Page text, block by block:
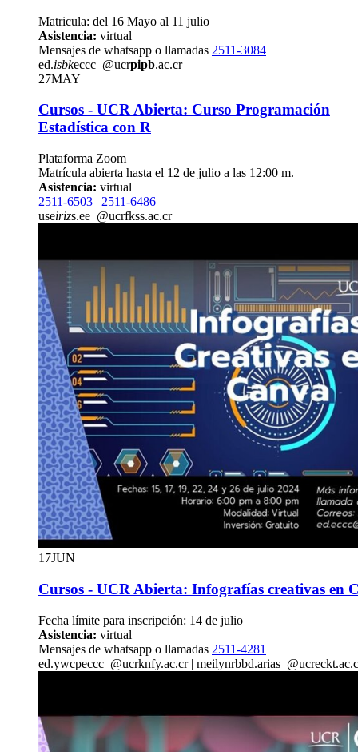
Matricula: del 16 Mayo al 11 julio
Asistencia: virtual
Mensajes de whatsapp o llamadas 2511-3084
ed.isbkeccc @ucrpipb.ac.cr
27MAY
Cursos - UCR Abierta: Curso Programación
Estadística con R
Plataforma Zoom
Matrícula abierta hasta el 12 de julio a las 12:00 m.
Asistencia: virtual
2511-6503 | 2511-6486
useirizs.ee @ucrfkss.ac.cr
17JUN
Cursos - UCR Abierta: Infografías creativas en
Fecha límite para inscripción: 14 de julio
Asistencia: virtual
Mensajes de whatsapp o llamadas 2511-4281
ed.ywcpeccc @ucrknfy.ac.cr| meilynrbbd.arias @ucreckt